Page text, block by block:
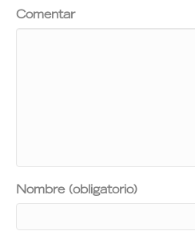
Comentar
Nombre (obligatorio)